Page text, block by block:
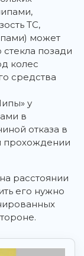
ТС,
может
позади
колес
средства
у
в
отказа в
прохождении
расстоянии
его нужно